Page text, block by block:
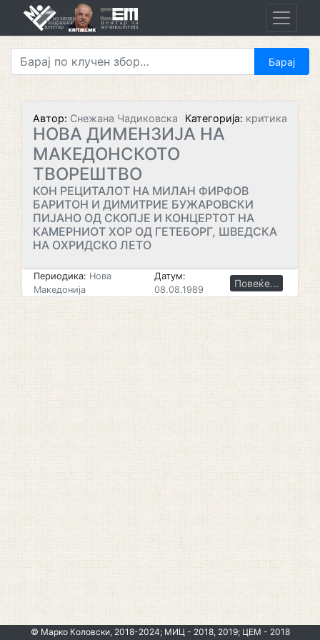
Автор: Снежана Чадиковска Категорија: критика
НОВА ДИМЕНЗИЈА НА
МАКЕДОНСКОТО
ТВОРЕШТВО
КОН РЕЦИТАЛОТ НА МИЛАН ФИРФОВ
БАРИТОН И ДИМИТРИЕ БУЖАРОВСКИ
ПИЈАНО ОД СКОПЈЕ И КОНЦЕРТОТ НА
КАМЕРНИОТ ХОР ОД ГЕТЕБОРГ, ШВЕДСКА
НА ОХРИДСКО ЛЕТО
Периодика: Нова
Македонија
Датум:
08.08.1989
Повеќе...
© Марко Коловски, 2018-2024; МИЦ - 2018, 2019; ЦЕМ - 2018